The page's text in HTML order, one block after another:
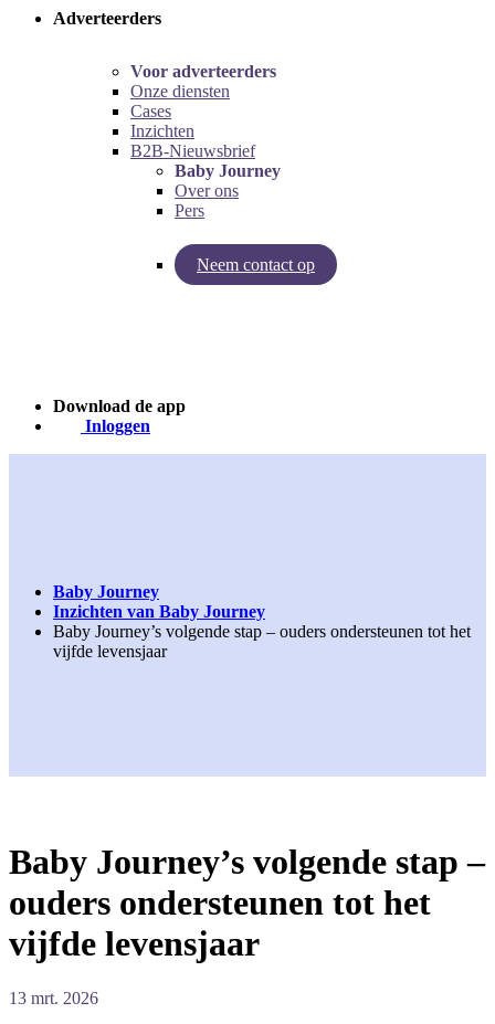
Adverteerders
Voor adverteerders
Onze diensten
Cases
Inzichten
B2B-Nieuwsbrief
Baby Journey
Over ons
Pers
Neem contact op
Inzichten van Baby Journey
Download de app
Inloggen
Baby Journey
Inzichten van Baby Journey
Baby Journey’s volgende stap – ouders ondersteunen tot het
vijfde levensjaar
Baby Journey’s volgende stap –
ouders ondersteunen tot het
vijfde levensjaar
13 mrt. 2026